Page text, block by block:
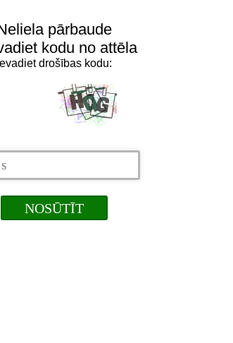
pārbaude
kodu no attēla
Ievadiet drošības kodu: